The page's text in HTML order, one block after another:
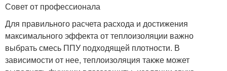
Совет от профессионала
Для правильного расчета расхода и достижения
максимального эффекта от теплоизоляции важно
выбрать смесь ППУ подходящей плотности. В
зависимости от нее, теплоизоляция также может